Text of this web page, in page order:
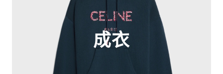
成衣